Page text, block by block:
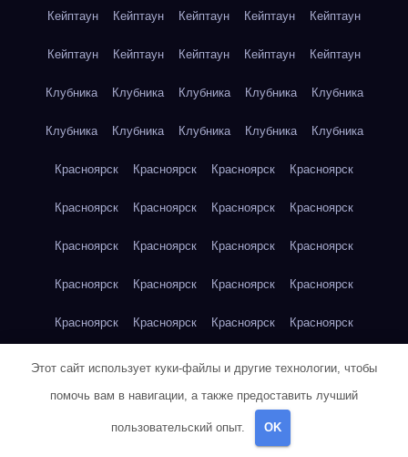
Кейптаун Кейптаун Кейптаун Кейптаун Кейптаун
Кейптаун Кейптаун Кейптаун Кейптаун Кейптаун
Клубника Клубника Клубника Клубника Клубника
Клубника Клубника Клубника Клубника Клубника
Красноярск Красноярск Красноярск Красноярск
Красноярск Красноярск Красноярск Красноярск
Красноярск Красноярск Красноярск Красноярск
Красноярск Красноярск Красноярск Красноярск
Красноярск Красноярск Красноярск Красноярск
Красноярск Кукуруза Кукуруза
Кукуруза Кукуруза Кукуруза Кукуруза Кукуруза
Этот сайт использует куки-файлы и другие технологии, чтобы
помочь вам в навигации, а также предоставить лучший
пользовательский опыт. OK